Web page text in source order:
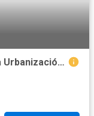
En Alquiler Mini Departamento en la Urbanización Santa Rosa